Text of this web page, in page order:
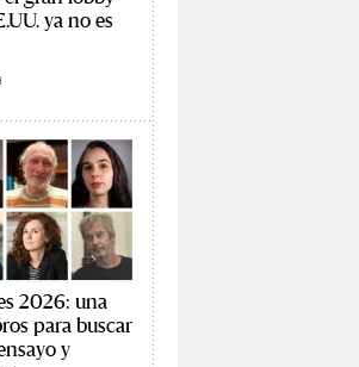
ya no es
2026: una
para buscar
y